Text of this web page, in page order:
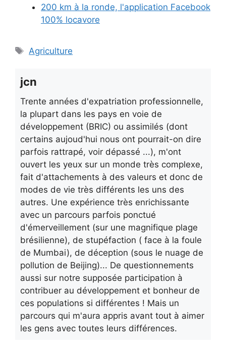
200 km à la ronde, l'application Facebook
100% locavore
Étiquettes
Agriculture
jcn
Trente années d'expatriation professionnelle,
la plupart dans les pays en voie de
développement (BRIC) ou assimilés (dont
certains aujoud'hui nous ont pourrait-on dire
parfois rattrapé, voir dépassé ...), m'ont
ouvert les yeux sur un monde très complexe,
fait d'attachements à des valeurs et donc de
modes de vie très différents les uns des
autres. Une expérience très enrichissante
avec un parcours parfois ponctué
d'émerveillement (sur une magnifique plage
brésilienne), de stupéfaction ( face à la foule
de Mumbai), de déception (sous le nuage de
pollution de Beijing)... De questionnements
aussi sur notre supposée participation à
contribuer au développement et bonheur de
ces populations si différentes ! Mais un
parcours qui m'aura appris avant tout à aimer
les gens avec toutes leurs différences.